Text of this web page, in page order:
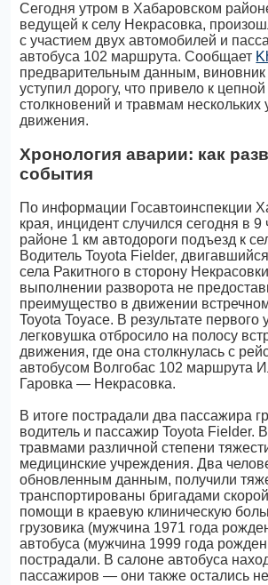
Сегодня утром в Хабаровском
ведущей к селу Некрасовка,
с участием двух автомобилей и
автобуса 102 маршрута. Сообщает
предварительным данным, виновник
уступил дорогу, что привело к
столкновений и травмам нескольких
движения.
Хронология аварии: как
события
По информации Госавтоинспекции
края, инцидент случился сегодня в 9
районе 1 км автодороги подъезд к
Водитель Toyota Fielder,
села Ракитного в сторону
выполнении разворота не
преимущество в движении
Toyota Toyace. В результате первого
легковушка отбросило на полосу
движения, где она столкнулась с
автобусом Волгобас 102 маршрута
Гаровка — Некрасовка.
В итоге пострадали два пассажира
водитель и пассажир Toyota Fielder.
травмами различной степени
медицинские учреждения. Два
обновленным данным, получили
транспортированы бригадами
помощи в краевую клиническую
грузовика (мужчина 1971 года
автобуса (мужчина 1999 года
пострадали. В салоне автобуса
пассажиров — они также остались